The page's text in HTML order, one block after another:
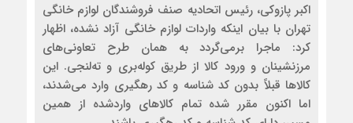
اکبر پازوکی، رئیس اتحادیه صنف فروشندگان لوازم خانگی
تهران با بیان اینکه واردات لوازم خانگی آزاد نشده، اظهار
کرد: ماجرا برمی‌گردد به همان طرح تعاونی‌های
مرزنشینان و ورود کالا از طریق کوله‌بری و ته‌لنجی. این
کالا‌ها قبلاً بدون کد شناسه و کد رهگیری وارد می‌شدند،
اما اکنون مقرر شده تمام کالا‌های واردشده از همین